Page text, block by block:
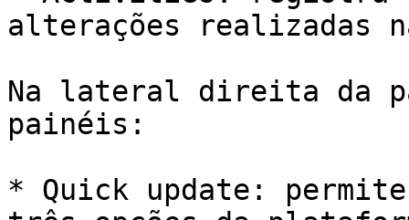
alterações realizadas
Na lateral direita da
painéis:
* Quick update: